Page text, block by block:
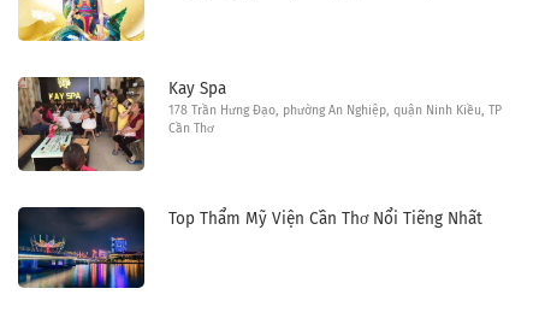
Kay Spa
178 Trần Hưng Đạo, phường An Nghiệp, quận Ninh Kiều, TP
Cần Thơ
Top Thẩm Mỹ Viện Cần Thơ Nổi Tiếng Nhất